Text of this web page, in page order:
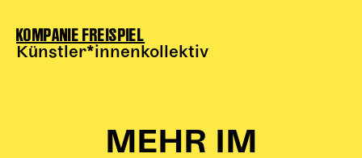
KOMPANIE FREISPIEL
Künstler*innenkollektiv
MEHR IM